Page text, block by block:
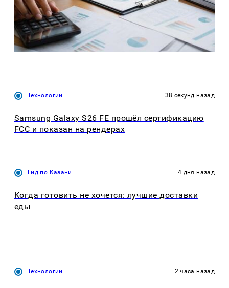
Технологии 38 секунд назад
Samsung Galaxy S26 FE прошёл сертификацию
FCC и показан на рендерах
Гид по Казани 4 дня назад
Когда готовить не хочется: лучшие доставки
еды
Технологии 2 часа назад